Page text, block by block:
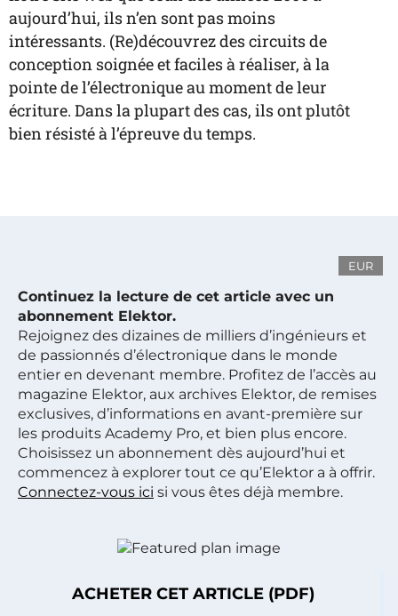
aujourd’hui, ils n’en sont pas moins
intéressants. (Re)découvrez des circuits de
conception soignée et faciles à réaliser, à la
pointe de l’électronique au moment de leur
écriture. Dans la plupart des cas, ils ont plutôt
bien résisté à l’épreuve du temps.
EUR
Continuez la lecture de cet article avec un
abonnement Elektor.
Rejoignez des dizaines de milliers d’ingénieurs et
de passionnés d’électronique dans le monde
entier en devenant membre. Profitez de l’accès au
magazine Elektor, aux archives Elektor, de remises
exclusives, d’informations en avant-première sur
les produits Academy Pro, et bien plus encore.
Choisissez un abonnement dès aujourd’hui et
commencez à explorer tout ce qu’Elektor a à offrir.
Connectez-vous ici si vous êtes déjà membre.
ACHETER CET ARTICLE (PDF)